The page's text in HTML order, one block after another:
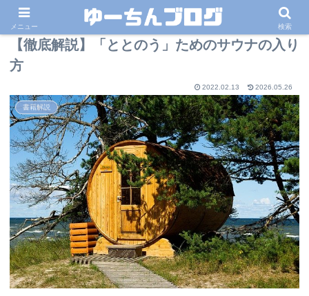
【徹底解説】「ととのう」ためのサウナの入り
方
2022.02.13 2026.05.26
書籍解説
メニュー 検索